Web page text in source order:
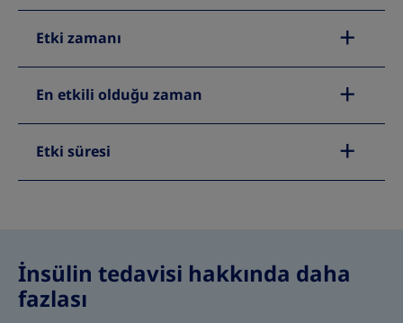
Etki zamanı
En etkili olduğu zaman
Etki süresi
İnsülin tedavisi hakkında daha
fazlası